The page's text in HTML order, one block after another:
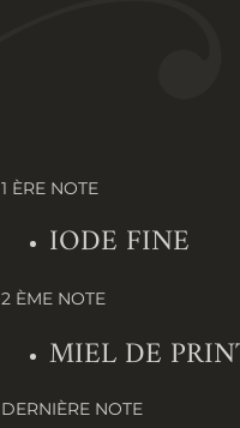
1 ÈRE NOTE
IODE FINE
2 ÈME NOTE
MIEL DE
DERNIÈRE NOTE